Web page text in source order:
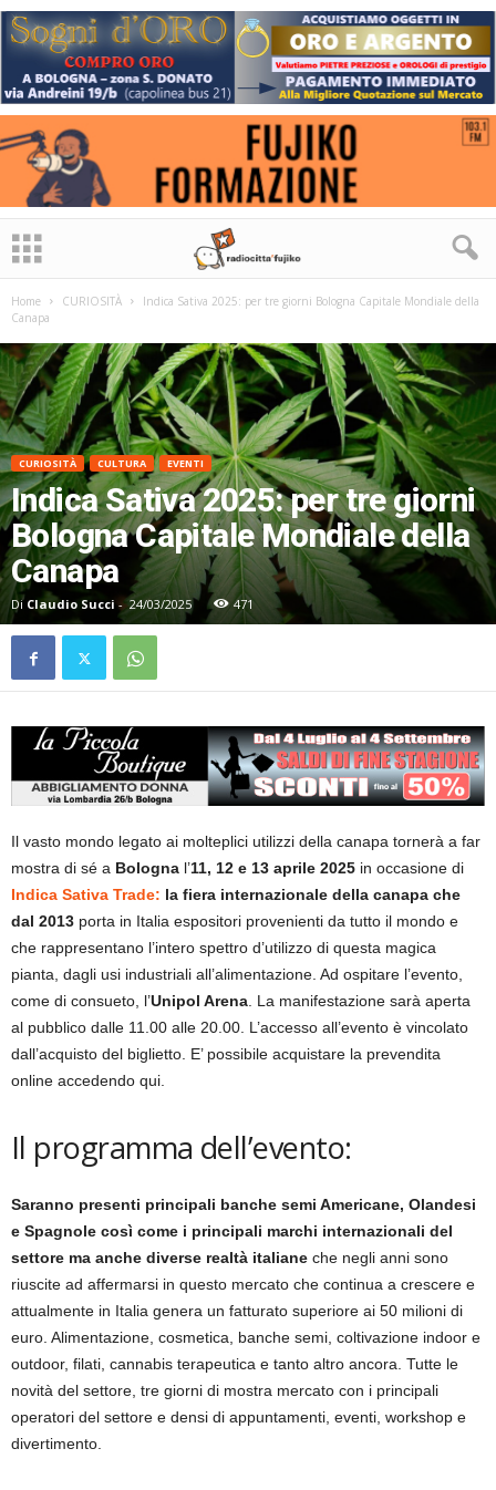
Home CURIOSITÀ
Indica Sativa 2025: per tre giorni Bologna Capitale Mondiale della
Canapa
CURIOSITÀ CULTURA EVENTI
Indica Sativa 2025: per tre giorni
Bologna Capitale Mondiale della
Canapa
Di Claudio Succi - 24/03/2025 471
Il vasto mondo legato ai molteplici utilizzi della canapa tornerà a far
mostra di sé a Bologna l’11, 12 e 13 aprile 2025 in occasione di
Indica Sativa Trade: la fiera internazionale della canapa che
dal 2013 porta in Italia espositori provenienti da tutto il mondo e
che rappresentano l’intero spettro d’utilizzo di questa magica
pianta, dagli usi industriali all’alimentazione. Ad ospitare l’evento,
come di consueto, l’Unipol Arena. La manifestazione sarà aperta
al pubblico dalle 11.00 alle 20.00. L’accesso all’evento è vincolato
dall’acquisto del biglietto. E’ possibile acquistare la prevendita
online accedendo qui.
Il programma dell’evento:
Saranno presenti principali banche semi Americane, Olandesi
e Spagnole così come i principali marchi internazionali del
settore ma anche diverse realtà italiane che negli anni sono
riuscite ad affermarsi in questo mercato che continua a crescere e
attualmente in Italia genera un fatturato superiore ai 50 milioni di
euro. Alimentazione, cosmetica, banche semi, coltivazione indoor e
outdoor, filati, cannabis terapeutica e tanto altro ancora. Tutte le
novità del settore, tre giorni di mostra mercato con i principali
operatori del settore e densi di appuntamenti, eventi, workshop e
divertimento.